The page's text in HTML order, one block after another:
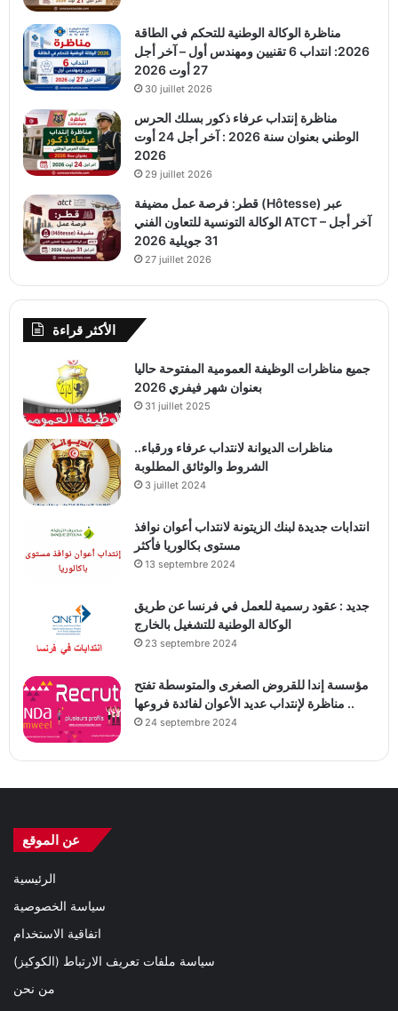
مناظرة الوكالة الوطنية للتحكم في الطاقة
2026: انتداب 6 تقنيين ومهندس أول – آخر أجل
27 أوت 2026
30 juillet 2026
مناظرة إنتداب عرفاء ذكور بسلك الحرس
الوطني بعنوان سنة 2026 : آخر أجل 24 أوت
2026
29 juillet 2026
قطر: فرصة عمل مضيفة (Hôtesse) عبر
الوكالة التونسية للتعاون الفني ATCT – آخر أجل
31 جويلية 2026
27 juillet 2026
الأكثر قراءة
جميع مناظرات الوظيفة العمومية المفتوحة حاليا
بعنوان شهر فيفري 2026
31 juillet 2025
مناظرات الديوانة لانتداب عرفاء ورقباء..
الشروط والوثائق المطلوبة
3 juillet 2024
انتدابات جديدة لبنك الزيتونة لانتداب أعوان نوافذ
مستوى بكالوريا فأكثر
13 septembre 2024
جديد : عقود رسمية للعمل في فرنسا عن طريق
الوكالة الوطنية للتشغيل بالخارج
23 septembre 2024
مؤسسة إندا للقروض الصغرى والمتوسطة تفتح
مناظرة لإنتداب عديد الأعوان لفائدة فروعها ..
24 septembre 2024
عن الموقع
الرئيسية
سياسة الخصوصية
اتفاقية الاستخدام
سياسة ملفات تعريف الارتباط (الكوكيز)
من نحن